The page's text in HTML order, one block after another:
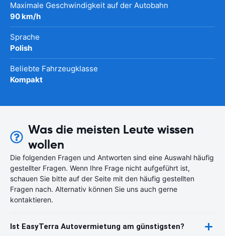
Maximale Geschwindigkeit auf der Autobahn
90 km/h
Sprache
Polish
Beliebte Fahrzeugklasse
Kompakt
Was die meisten Leute wissen
wollen
Die folgenden Fragen und Antworten sind eine Auswahl häufig
gestellter Fragen. Wenn Ihre Frage nicht aufgeführt ist,
schauen Sie bitte auf der Seite mit den häufig gestellten
Fragen nach. Alternativ können Sie uns auch gerne
kontaktieren.
Ist EasyTerra Autovermietung am günstigsten?